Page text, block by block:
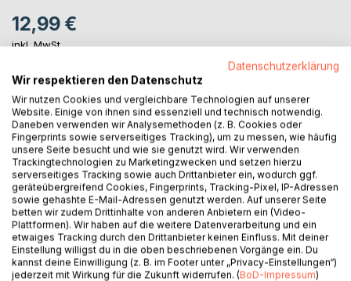
12,99 €
inkl. MwSt.
IN DEN WARENKORB
Auf die Merkliste
Titel bewerten
Datenschutzerklärung
Wir respektieren den Datenschutz
Wir nutzen Cookies und vergleichbare Technologien auf unserer
Website. Einige von ihnen sind essenziell und technisch notwendig.
Daneben verwenden wir Analysemethoden (z. B. Cookies oder
Fingerprints sowie serverseitiges Tracking), um zu messen, wie häufig
unsere Seite besucht und wie sie genutzt wird. Wir verwenden
Trackingtechnologien zu Marketingzwecken und setzen hierzu
serverseitiges Tracking sowie auch Drittanbieter ein, wodurch ggf.
geräteübergreifend Cookies, Fingerprints, Tracking-Pixel, IP-Adressen
sowie gehashte E-Mail-Adressen genutzt werden. Auf unserer Seite
betten wir zudem Drittinhalte von anderen Anbietern ein (Video-
Plattformen). Wir haben auf die weitere Datenverarbeitung und ein
etwaiges Tracking durch den Drittanbieter keinen Einfluss. Mit deiner
Einstellung willigst du in die oben beschriebenen Vorgänge ein. Du
kannst deine Einwilligung (z. B. im Footer unter „Privacy-Einstellungen“)
jederzeit mit Wirkung für die Zukunft widerrufen. (BoD-Impressum)